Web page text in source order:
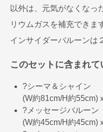
以外は、元気がなくなっ
リウムガスを補充できま
インサイダーバルーンは
このセットに含まれ
?シーマ＆シャイン
(W約81cm/H約55cm)
?メッセージバルーン
(W約45cm/H約45cm)